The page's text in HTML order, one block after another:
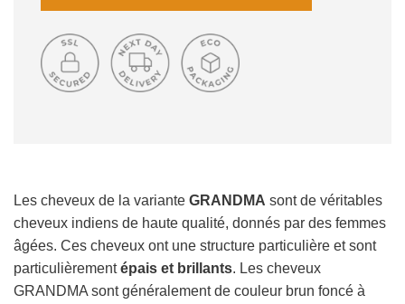
H
G
N
C
O
R
S
Les cheveux de la variante GRANDMA sont de véritables
cheveux indiens de haute qualité, donnés par des femmes
âgées. Ces cheveux ont une structure particulière et sont
particulièrementépais et brillants. Les cheveux
GRANDMA sont généralement de couleur brun foncé à